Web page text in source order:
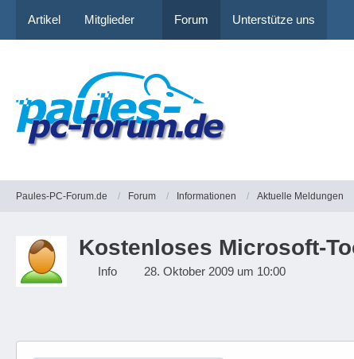
Artikel Mitglieder Forum Unterstütze uns
Paules-PC-Forum.de Forum Informationen Aktuelle Meldungen
Kostenloses Microsoft-
Info 28. Oktober 2009 um 10:00